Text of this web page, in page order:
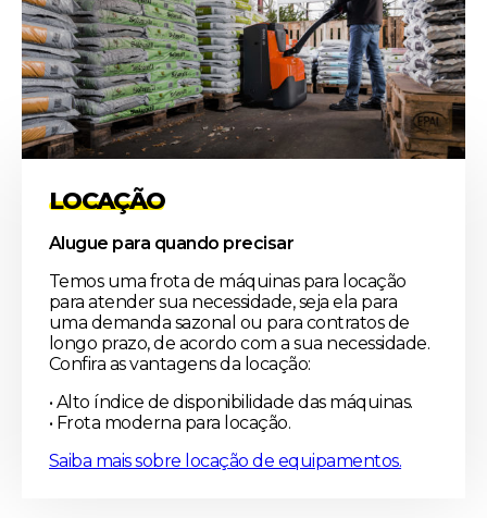
LOCAÇÃO
Alugue para quando precisar
Temos uma frota de máquinas para locação
para atender sua necessidade, seja ela para
uma demanda sazonal ou para contratos de
longo prazo, de acordo com a sua necessidade.
Confira as vantagens da locação:
• Alto índice de disponibilidade das máquinas.
• Frota moderna para locação.
Saiba mais sobre locação de equipamentos.